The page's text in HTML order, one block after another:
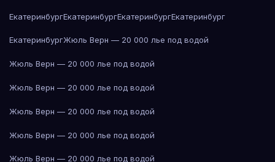
ЕкатеринбургЕкатеринбургЕкатеринбургЕкатеринбург
ЕкатеринбургЖюль Верн — 20 000 лье под водой
Жюль Верн — 20 000 лье под водой
Жюль Верн — 20 000 лье под водой
Жюль Верн — 20 000 лье под водой
Жюль Верн — 20 000 лье под водой
Жюль Верн — 20 000 лье под водой